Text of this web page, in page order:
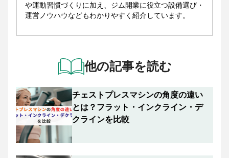
や運動習慣づくりに加え、ジム開業に役立つ設備選び・
運営ノウハウなどもわかりやすく紹介しています。
他の記事を読む
チェストプレスマシンの角度の違い
とは？フラット・インクライン・デ
クラインを比較